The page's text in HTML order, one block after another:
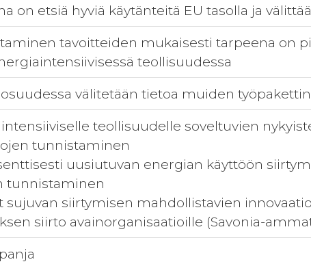
on etsiä hyviä käytänteitä EU tasolla ja
tavoitteiden mukaisesti tarpeena on
teollisuudessa
osuudessa välitetään tietoa muiden
teollisuudelle soveltuvien
tunnistaminen
uusiutuvan energian käyttöön
tunnistaminen
sujuvan siirtymisen mahdollistavien
siirto avainorganisaatioille (Savonia-